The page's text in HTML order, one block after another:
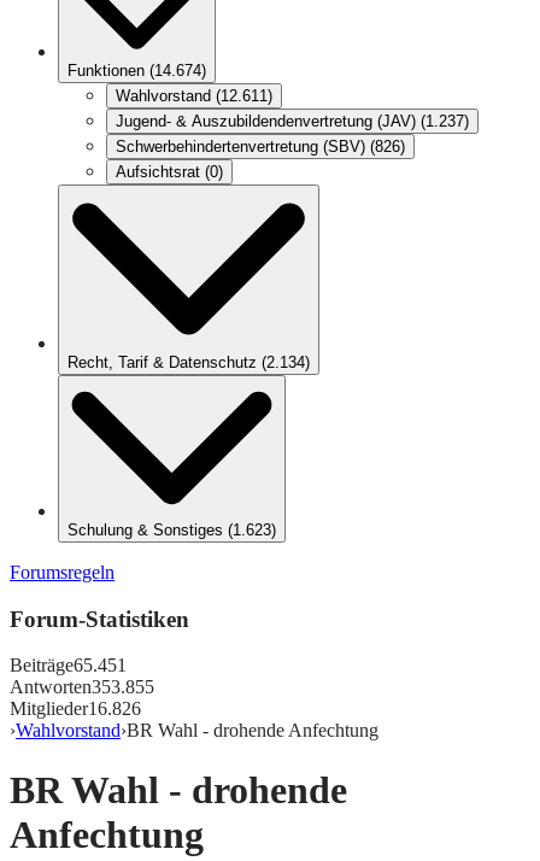
Funktionen (14.674)
Wahlvorstand (12.611)
Jugend- & Auszubildendenvertretung (JAV) (1.237)
Schwerbehindertenvertretung (SBV) (826)
Aufsichtsrat (0)
Recht, Tarif & Datenschutz (2.134)
Schulung & Sonstiges (1.623)
Forumsregeln
Forum-Statistiken
Beiträge65.451
Antworten353.855
Mitglieder16.826
›Wahlvorstand›BR Wahl - drohende Anfechtung
BR Wahl - drohende
Anfechtung